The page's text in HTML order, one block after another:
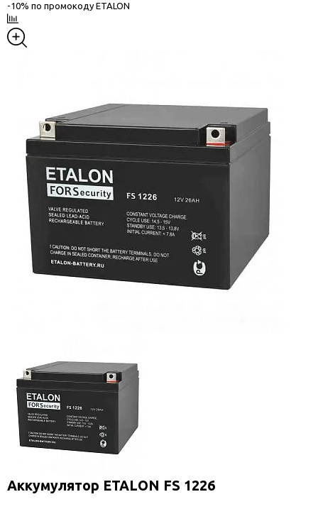
-10% по промокоду ETALON
Аккумулятор ETALON FS 1226